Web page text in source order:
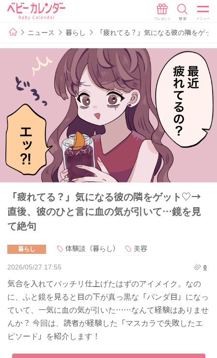
ニュース 暮らし 「疲れてる？」気になる彼の隣をゲ
「疲れてる？」気になる彼の隣をゲット♡→
直後、彼のひと言に血の気が引いて…鏡を見
て絶句
暮らし 体験談（暮らし） 美容
2026/05/27 17:55 0
気合を入れてバッチリ仕上げたはずのアイメイク。なの
に、ふと鏡を見ると目の下が真っ黒な「パンダ目」になっ
ていて、一気に血の気が引いた……なんて経験はありませ
んか？ 今回は、読者が経験した「マスカラで失敗したエ
ピソード」を紹介します！